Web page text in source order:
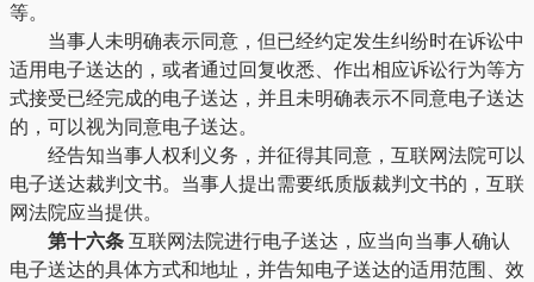
等。
当事人未明确表示同意，但已经约定发生纠纷时在诉讼中
适用电子送达的，或者通过回复收悉、作出相应诉讼行为等方
式接受已经完成的电子送达，并且未明确表示不同意电子送达
的，可以视为同意电子送达。
经告知当事人权利义务，并征得其同意，互联网法院可以
电子送达裁判文书。当事人提出需要纸质版裁判文书的，互联
网法院应当提供。
第十六条 互联网法院进行电子送达，应当向当事人确认
电子送达的具体方式和地址，并告知电子送达的适用范围、效